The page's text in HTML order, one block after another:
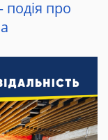
подія про